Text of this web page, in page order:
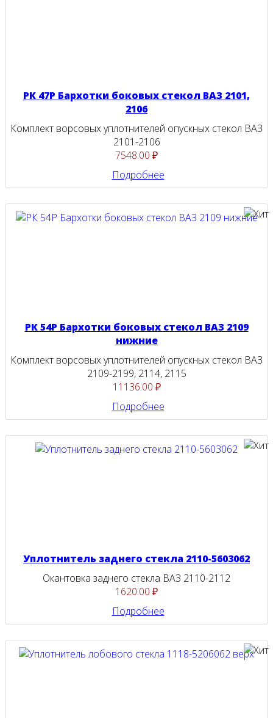
РК 47Р Бархотки боковых стекол ВАЗ 2101,
2106
Комплект ворсовых уплотнителей опускных стекол ВАЗ
2101-2106
7548.00 ₽
Подробнее
РК 54Р Бархотки боковых стекол ВАЗ 2109
нижние
Комплект ворсовых уплотнителей опускных стекол ВАЗ
2109-2199, 2114, 2115
11136.00 ₽
Подробнее
Уплотнитель заднего стекла 2110-5603062
Окантовка заднего стекла ВАЗ 2110-2112
1620.00 ₽
Подробнее